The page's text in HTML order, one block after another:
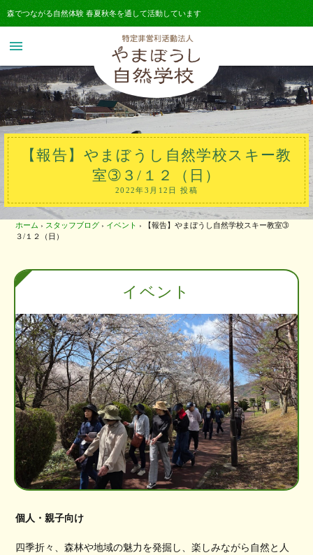
森でつながる自然体験 春夏秋冬を通して活動しています
menu
【報告】やまぼうし自然学校スキー教
室➂３/１２（日）
2022年3月12日 投稿
ホーム › スタッフブログ › イベント › 【報告】やまぼうし自然学校スキー教室➂
３/１２（日）
イベント
個人・親子向け
四季折々、森林や地域の魅力を発掘し、楽しみながら自然と人